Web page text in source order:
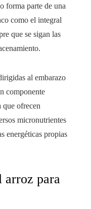
forma parte de una
como el integral
que se sigan las
al embarazo
componente
que ofrecen
micronutrientes
energéticas propias
para